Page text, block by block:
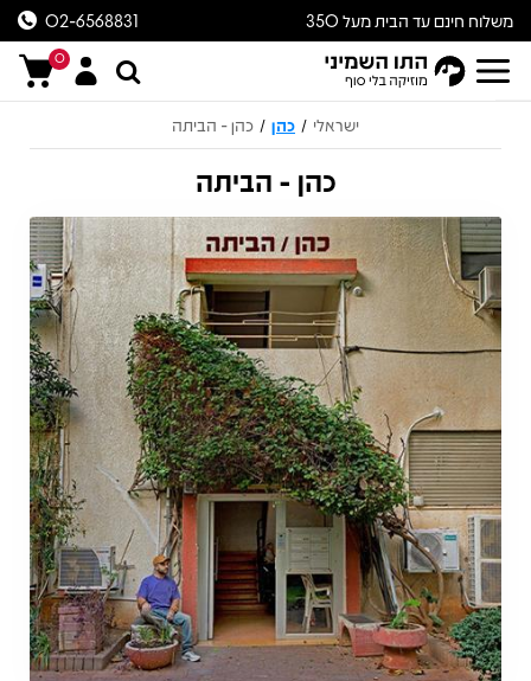
משלוח חינם עד הבית מעל 350
ש״ח
02-6568831
0
ישראלי / כהן / כהן - הביתה
כהן - הביתה